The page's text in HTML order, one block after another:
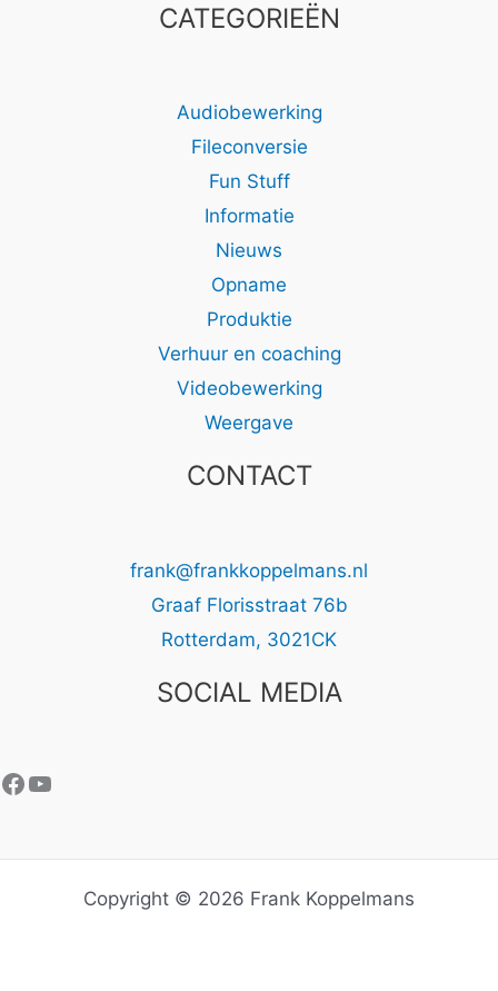
CATEGORIEËN
Audiobewerking
Fileconversie
Fun Stuff
Informatie
Nieuws
Opname
Produktie
Verhuur en coaching
Videobewerking
Weergave
CONTACT
frank@frankkoppelmans.nl
Graaf Florisstraat 76b
Rotterdam, 3021CK
SOCIAL MEDIA
Facebook
YouTube
Copyright © 2026 Frank Koppelmans